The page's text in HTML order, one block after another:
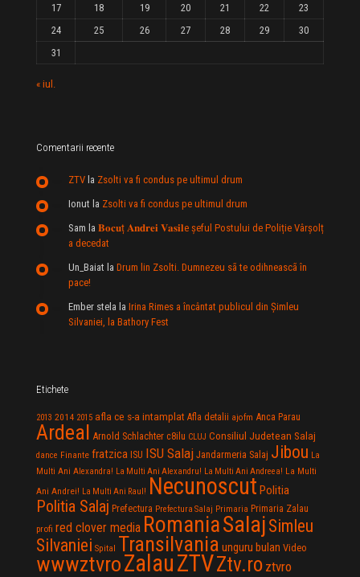
17
18 19 20 21 22
23
24
25 26 27 28 29
30
31
« iul.
Comentarii recente
ZTV la Zsolti va fi condus pe ultimul drum
Ionut la Zsolti va fi condus pe ultimul drum
Sam la 𝐁𝐨𝐜𝐮ț 𝐀𝐧𝐝𝐫𝐞𝐢 𝐕𝐚𝐬𝐢𝐥e şeful Postului de Poliție Vârșolț
a decedat
Un_Baiat la Drum lin Zsolti. Dumnezeu sã te odihneascã în
pace!
Ember stela la Irina Rimes a încântat publicul din Şimleu
Silvaniei, la Bathory Fest
Etichete
2013 2014 2015 afla ce s-a intamplat Afla detalii ajofm Anca Parau
Ardeal Arnold Schlachter c8ilu CLUJ Consiliul Judetean Salaj
dance Finante fratzica ISU ISU Salaj Jandarmeria Salaj Jibou La
Multi Ani Alexandra! La Multi Ani Alexandru! La Multi Ani Andreea! La Multi
Ani Andrei! La Multi Ani Raul! Necunoscut Politia
Politia Salaj Prefectura Prefectura Salaj Primaria Primaria Zalau
profi red clover media RomaniaSalaj Simleu
Silvaniei Spital Transilvania unguru bulan Video
wwwztvroZalauZTVZtv.ro ztvro